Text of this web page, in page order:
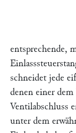
entsprechende,
schneidet jede
denen einer
Ventilabschluss
unter dem